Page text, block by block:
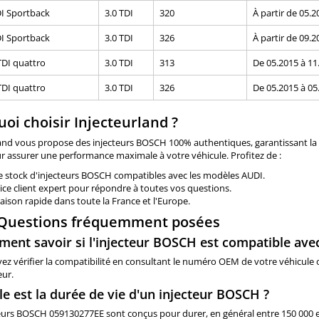
Sportback 3.0 TDI 320
À partir de
Sportback
3.0 TDI 326
À partir de
quattro
3.0 TDI 313
De 05.2015 à
quattro
3.0 TDI 326 De 05.2015 à
choisir Injecteurland ?
vous propose des injecteurs BOSCH 100% authentiques,
assurer une performance maximale à votre véhicule. Profitez de :
stock d'injecteurs BOSCH compatibles avec les modèles AUDI.
client expert pour répondre à toutes vos questions.
rapide dans toute la France et l'Europe.
fréquemment posées
savoir si l'injecteur BOSCH est compatible
vérifier la compatibilité en consultant le numéro OEM de votre
est la durée de vie d'un injecteur BOSCH ?
BOSCH 059130277EE sont conçus pour durer, en général entre 150